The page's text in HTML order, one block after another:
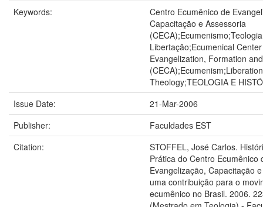
Keywords:
Centro Ecumênico de
Capacitação e Assessoria
Libertação;Ecumenical
Evangelization, Formation
(CECA);Ecumenism;Liberation
Theology;TEOLOGIA E
Issue Date:
21-Mar-2006
Publisher:
Faculdades EST
Citation:
STOFFEL, José Carlos.
Prática do Centro Ecumênico
Evangelização, Capacitação
uma contribuição para o
ecumênico no Brasil. 2006.